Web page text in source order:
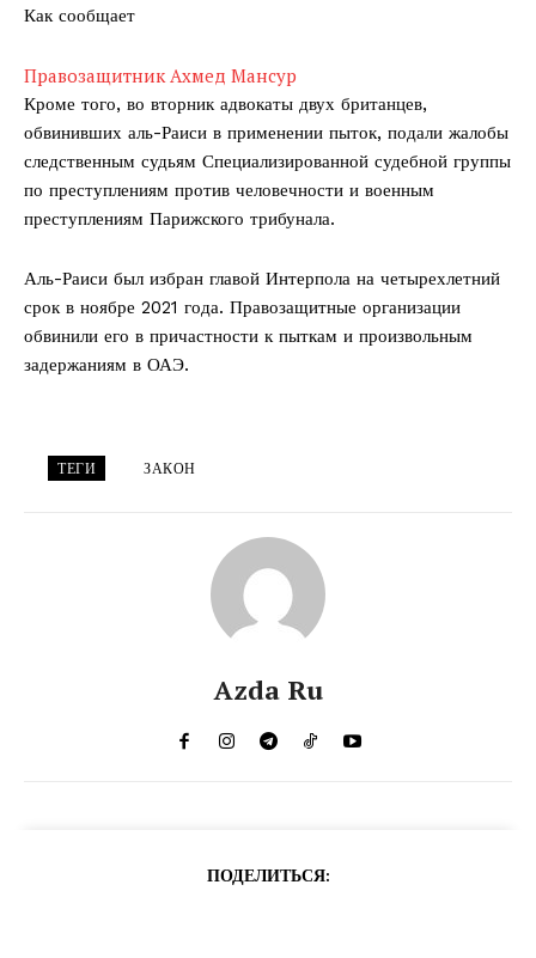
Как сообщает
Правозащитник Ахмед Мансур
Кроме того, во вторник адвокаты двух британцев,
обвинивших аль-Раиси в применении пыток, подали жалобы
следственным судьям Специализированной судебной группы
по преступлениям против человечности и военным
преступлениям Парижского трибунала.
Аль-Раиси был избран главой Интерпола на четырехлетний
срок в ноябре 2021 года. Правозащитные организации
обвинили его в причастности к пыткам и произвольным
задержаниям в ОАЭ.
ТЕГИ ЗАКОН
Azda Ru
ПОДЕЛИТЬСЯ: